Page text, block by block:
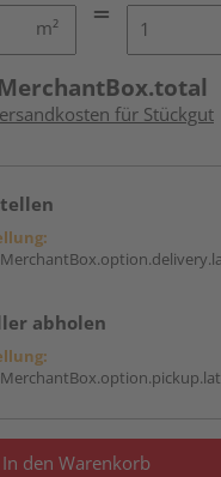
m²
für Stückgut
abholen
In den Warenkorb